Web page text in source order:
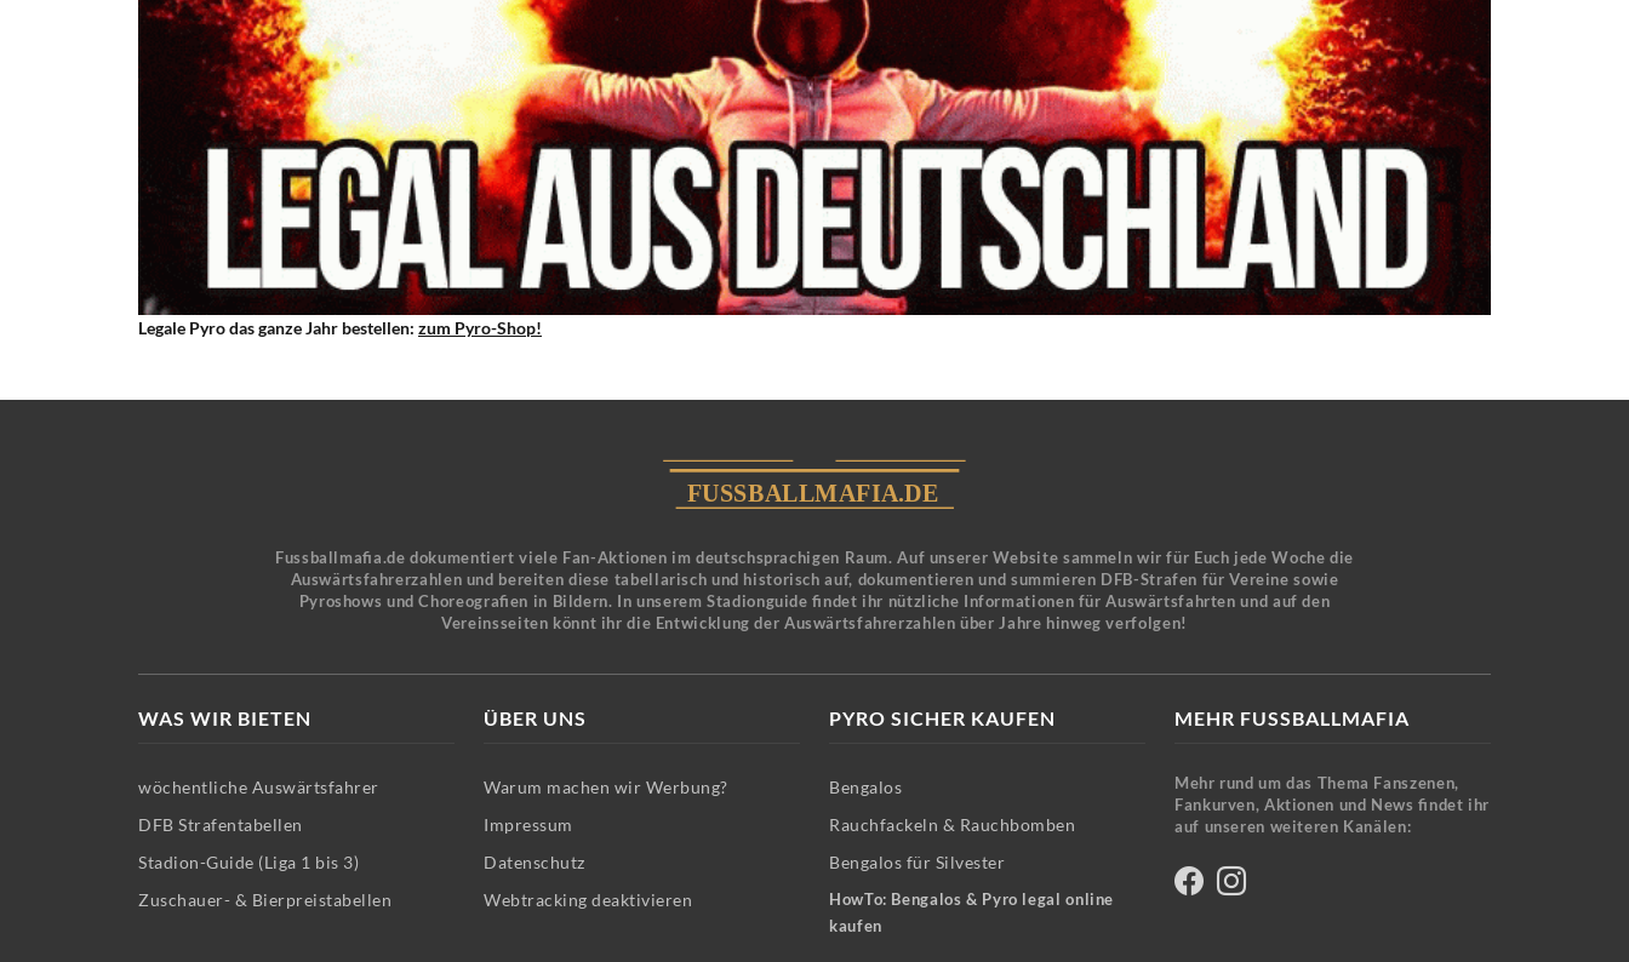
Legale Pyro das ganze Jahr bestellen: zum Pyro-Shop!
Fussballmafia.de dokumentiert viele Fan-Aktionen im deutschsprachigen Raum. Auf unserer Website sammeln wir für Euch jede Woche die
Auswärtsfahrerzahlen und bereiten diese tabellarisch und historisch auf, dokumentieren und summieren DFB-Strafen für Vereine sowie
Pyroshows und Choreografien in Bildern. In unserem Stadionguide findet ihr nützliche Informationen für Auswärtsfahrten und auf den
Vereinsseiten könnt ihr die Entwicklung der Auswärtsfahrerzahlen über Jahre hinweg verfolgen!
WAS WIR BIETEN
wöchentliche Auswärtsfahrer
DFB Strafentabellen
Stadion-Guide (Liga 1 bis 3)
Zuschauer- & Bierpreistabellen
ÜBER UNS
Warum machen wir Werbung?
Impressum
Datenschutz
Webtracking deaktivieren
PYRO SICHER KAUFEN
Bengalos
Rauchfackeln & Rauchbomben
Bengalos für Silvester
HowTo: Bengalos & Pyro legal online
kaufen
MEHR FUSSBALLMAFIA
Mehr rund um das Thema Fanszenen,
Fankurven, Aktionen und News findet ihr
auf unseren weiteren Kanälen: